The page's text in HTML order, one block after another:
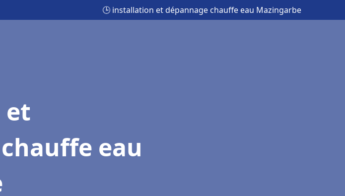
🕒 installation et dépannage chauffe eau Mazingarbe
eau